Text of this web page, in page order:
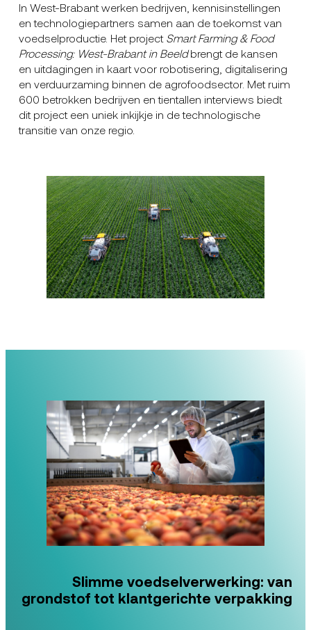
In West-Brabant werken bedrijven, kennisinstellingen
en technologiepartners samen aan de toekomst van
voedselproductie. Het project Smart Farming & Food
Processing: West-Brabant in Beeldbrengt de kansen
en uitdagingen in kaart voor robotisering, digitalisering
en verduurzaming binnen de agrofoodsector. Met ruim
600 betrokken bedrijven en tientallen interviews biedt
dit project een uniek inkijkje in de technologische
transitie van onze regio.
Slimme voedselverwerking: van
grondstof tot klantgerichte verpakking